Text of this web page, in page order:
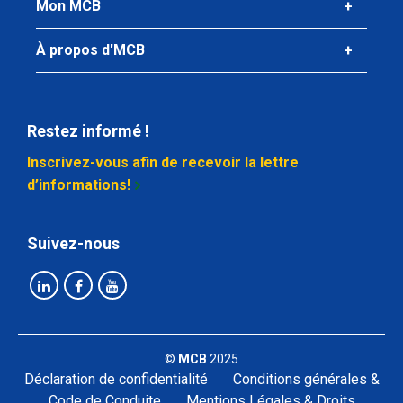
2400-0123-50254
Description
2400-0123-40304
Mon MCB
À propos d'MCB
Restez informé !
Inscrivez-vous afin de recevoir la lettre
d’informations!
Suivez-nous
© MCB 2025
Déclaration de confidentialité
Conditions générales &